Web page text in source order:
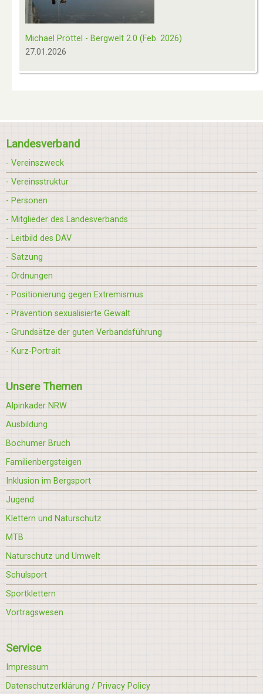
Michael Pröttel - Bergwelt 2.0 (Feb. 2026)
27.01.2026
Landesverband
- Vereinszweck
- Vereinsstruktur
- Personen
- Mitglieder des Landesverbands
- Leitbild des DAV
- Satzung
- Ordnungen
- Positionierung gegen Extremismus
- Prävention sexualisierte Gewalt
- Grundsätze der guten Verbandsführung
- Kurz-Portrait
Unsere Themen
Alpinkader NRW
Ausbildung
Bochumer Bruch
Familienbergsteigen
Inklusion im Bergsport
Jugend
Klettern und Naturschutz
MTB
Naturschutz und Umwelt
Schulsport
Sportklettern
Vortragswesen
Service
Impressum
Datenschutzerklärung / Privacy Policy